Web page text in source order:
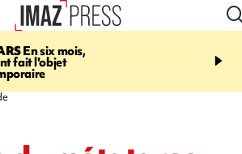
En six mois,
fait l'objet
17:17
Angeles, un homme vit